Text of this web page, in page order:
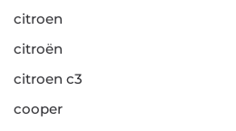
citroen
citroën
citroen c3
cooper